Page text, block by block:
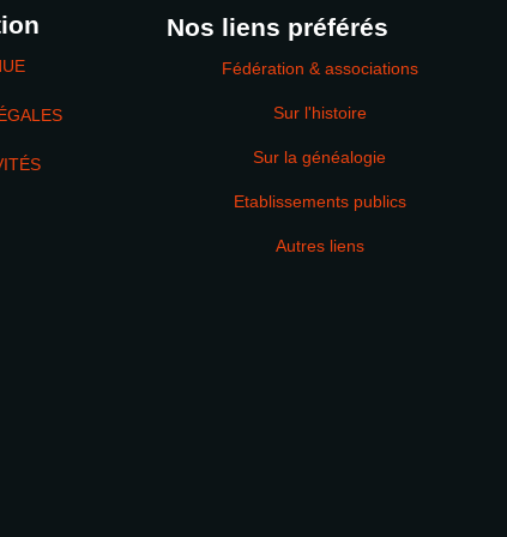
Nos liens préférés
Fédération & associations
Sur l'histoire
Sur la généalogie
Etablissements publics
Autres liens